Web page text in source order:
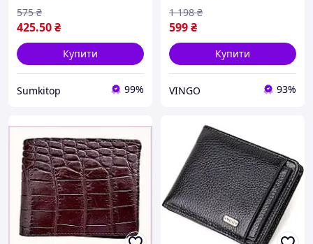
425.50₴
575 ₴
Купити
Sumkitop 99%
599₴
1 198 ₴
Купити
VINGO 93%